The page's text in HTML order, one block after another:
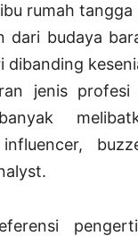
rumah tangga
dari budaya
dibanding
jenis